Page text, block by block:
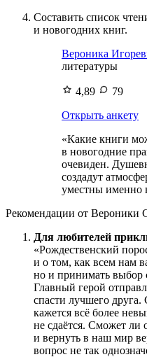
Составить список
и новогодних книг.
Вероника
литературы
4,89
79
Открыть анкету
«Какие книги
в новогодние
очевиден.
создадут
уместны именно
Рекомендации от Вероники
Для любителей
«Рождественский
и о том, как всем нам
но и принимать выбор
Главный герой
спасти лучшего
кажется всё более
не сдаётся. Сможет ли
и вернуть в наш мир
вопрос не так